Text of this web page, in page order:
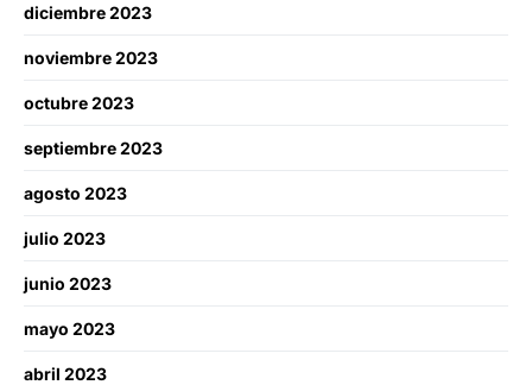
diciembre 2023
noviembre 2023
octubre 2023
septiembre 2023
agosto 2023
julio 2023
junio 2023
mayo 2023
abril 2023